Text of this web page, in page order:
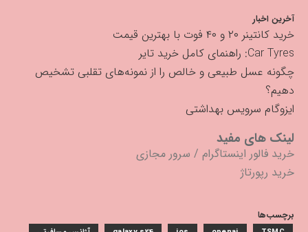
آخرین اخبار
خرید کانتینر ۲۰ و ۴۰ فوت با بهترین قیمت
Car Tyres: راهنمای کامل خرید تایر
چگونه عسل طبیعی و خالص را از نمونه‌های تقلبی تشخیص
دهیم؟
ایزوگام سرویس بهداشتی
لینک های مفید
خرید فالور اینستاگرام / سرور مجازی
خرید رپورتاژ
برچسب‌ها